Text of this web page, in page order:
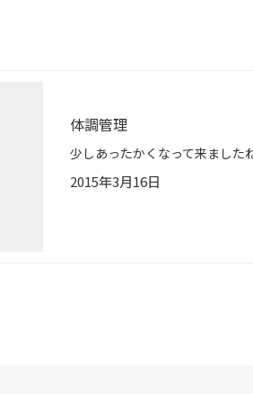
体調管理
2015年3月16日